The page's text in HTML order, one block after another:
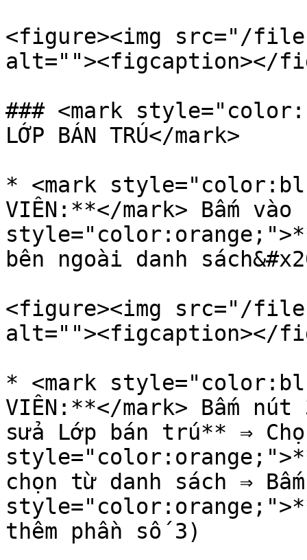
<figure><img src="/files/
alt=""><figcaption></
### <mark
LỚP BÁN TRÚ</mark>
* <mark
VIÊN:**</mark> Bấm vào
bên ngoài danh
<figure><img src="/files/
alt=""><figcaption></
* <mark
VIÊN:**</mark> Bấm
sửa Lớp bán trú** ⇒
chọn từ danh sách ⇒
thêm phần số 3)